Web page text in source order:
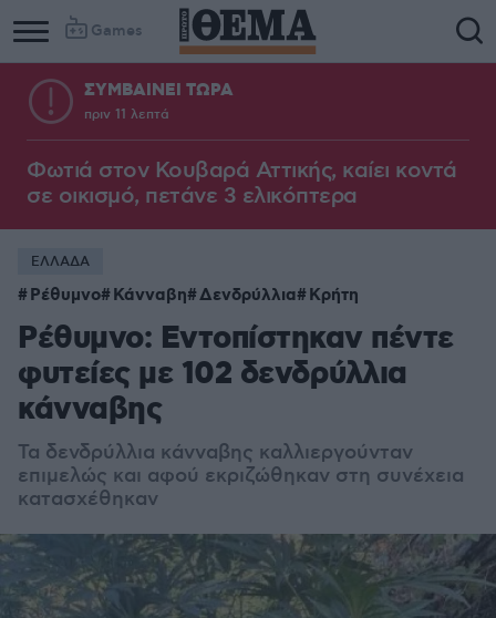
Games
ΣΥΜΒΑΙΝΕΙ ΤΩΡΑ
πριν 11 λεπτά
Φωτιά στον Κουβαρά Αττικής, καίει κοντά
σε οικισμό, πετάνε 3 ελικόπτερα
ΕΛΛΑΔΑ
Ρέθυμνο Κάνναβη Δενδρύλλια Κρήτη
Ρέθυμνο: Εντοπίστηκαν πέντε
φυτείες με 102 δενδρύλλια
κάνναβης
Τα δενδρύλλια κάνναβης καλλιεργούνταν
επιμελώς και αφού εκριζώθηκαν στη συνέχεια
κατασχέθηκαν